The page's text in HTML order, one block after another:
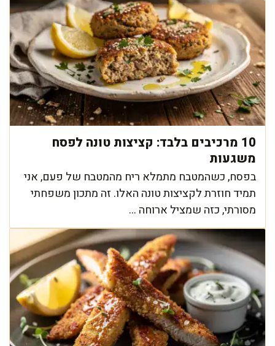
10 מרכיבים בלבד: קציצות טונה לפסח
משגעות
בפסח, כשהמטבח מתמלא ריח מהמטבח של פעם, אני
תמיד חוזרת לקציצות טונה האלו. זה מתכון משפחתי
מסורתי, כזה שמציל ארוחה ...